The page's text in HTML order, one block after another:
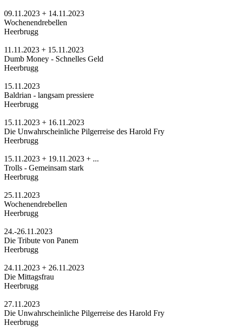
09.11.2023 + 14.11.2023
Wochenendrebellen
Heerbrugg
11.11.2023 + 15.11.2023
Dumb Money - Schnelles Geld
Heerbrugg
15.11.2023
Baldrian - langsam pressiere
Heerbrugg
15.11.2023 + 16.11.2023
Die Unwahrscheinliche Pilgerreise des Harold Fry
Heerbrugg
15.11.2023 + 19.11.2023 + ...
Trolls - Gemeinsam stark
Heerbrugg
25.11.2023
Wochenendrebellen
Heerbrugg
24.-26.11.2023
Die Tribute von Panem
Heerbrugg
24.11.2023 + 26.11.2023
Die Mittagsfrau
Heerbrugg
27.11.2023
Die Unwahrscheinliche Pilgerreise des Harold Fry
Heerbrugg